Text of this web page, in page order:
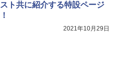
ト共に紹介する特設ページ
2021年10月29日